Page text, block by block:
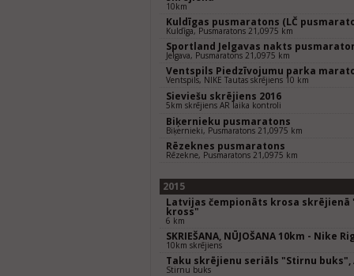
10km
Kuldīgas pusmaratons (LČ
Kuldīga, Pusmaratons 21,0975 km
Sportland Jelgavas nakts
Jelgava, Pusmaratons 21,0975 km
Ventspils Piedzīvojumu parka
Ventspils, NIKE Tautas skrējiens 10 km
Sieviešu skrējiens 2016
5km skrējiens AR laika kontroli
Biķernieku pusmaratons
Biķernieki, Pusmaratons 21,0975 km
Rēzeknes pusmaratons
Rēzekne, Pusmaratons 21,0975 km
2015
Latvijas čempionāts krosa skrējienā
kross"
6 km
SKRIEŠANA, NŪJOŠANA 10km - Nike
10km skrējiens
Taku skrējienu seriāls "Stirnu buks",
Stirnu buks